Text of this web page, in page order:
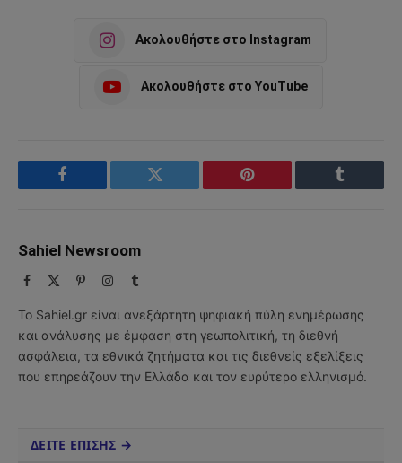
Ακολουθήστε στο Instagram
Ακολουθήστε στο YouTube
Facebook Twitter Pinterest Tumblr
Sahiel Newsroom
Facebook PinterestInstagram
Tumblr
Το Sahiel.gr είναι ανεξάρτητη ψηφιακή πύλη ενημέρωσης
και ανάλυσης με έμφαση στη γεωπολιτική, τη διεθνή
ασφάλεια, τα εθνικά ζητήματα και τις διεθνείς εξελίξεις
που επηρεάζουν την Ελλάδα και τον ευρύτερο ελληνισμό.
ΔΕΙΤΕ ΕΠΙΣΗΣ →